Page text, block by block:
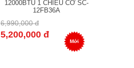
12000BTU 1 CHIỀU CƠ SC-
12FB36A
6,990,000 đ
5,200,000 đ
Mới